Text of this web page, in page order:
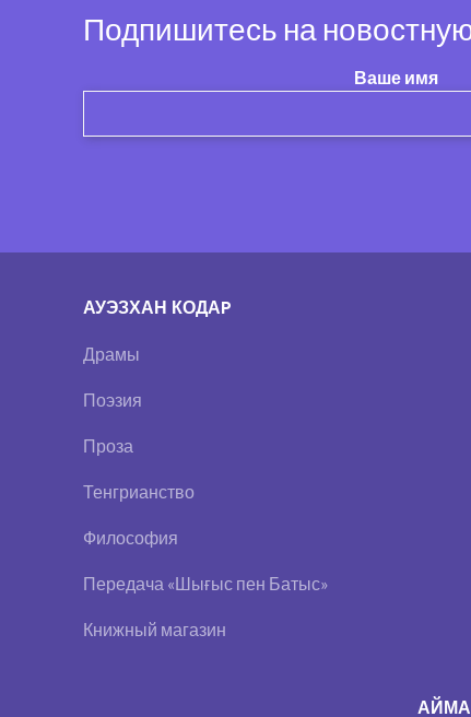
Подпишитесь на
Ваше имя
АУЭЗХАН КОДАP
Драмы
Поэзия
Проза
Тенгрианство
Философия
Передача «Шығыс пен Батыс»
Книжный магазин